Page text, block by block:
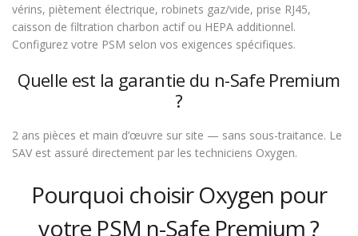
vérins, piètement électrique, robinets gaz/vide, prise RJ45,
caisson de filtration charbon actif ou HEPA additionnel.
Configurez votre PSM selon vos exigences spécifiques.
Quelle est la garantie du n-Safe Premium
?
2 ans pièces et main d’œuvre sur site — sans sous-traitance. Le
SAV est assuré directement par les techniciens Oxygen.
Pourquoi choisir Oxygen pour
votre PSM n-Safe Premium ?